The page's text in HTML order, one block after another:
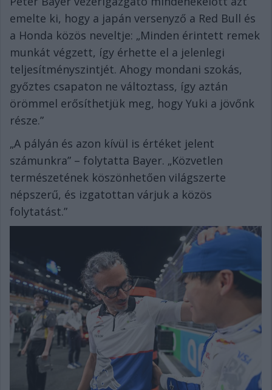
emelte ki, hogy a japán versenyző a Red Bull és
a Honda közös neveltje: „Minden érintett remek
munkát végzett, így érhette el a jelenlegi
teljesítményszintjét. Ahogy mondani szokás,
győztes csapaton ne változtass, így aztán
örömmel erősíthetjük meg, hogy Yuki a jövőnk
része.”
„A pályán és azon kívül is értéket jelent
számunkra” – folytatta Bayer. „Közvetlen
természetének köszönhetően világszerte
népszerű, és izgatottan várjuk a közös
folytatást.”